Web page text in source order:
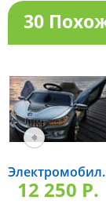
30
12 250 P.